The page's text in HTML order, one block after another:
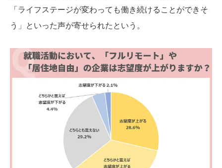
「ライフステージが変わっても働き続けることができそ
う」といった声が寄せられたという。